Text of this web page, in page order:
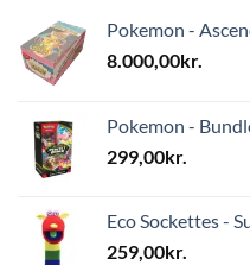
Pokemon -
8.000,00kr.
Pokemon -
299,00kr.
Eco Sockettes -
259,00kr.